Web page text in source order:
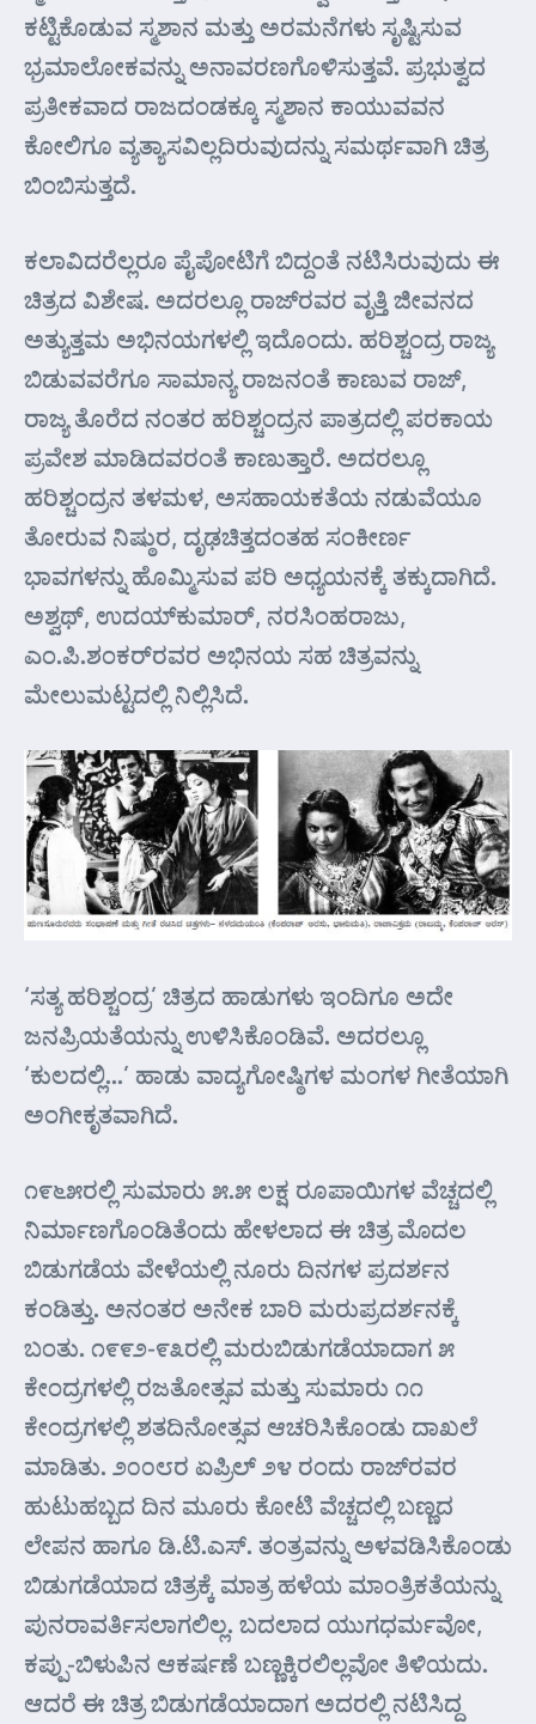
ಕಟ್ಟಿಕೊಡುವ ಸ್ಮಶಾನ ಮತ್ತು ಅರಮನೆಗಳು ಸೃಷ್ಟಿಸುವ
ಭ್ರಮಾಲೋಕವನ್ನು ಅನಾವರಣಗೊಳಿಸುತ್ತವೆ. ಪ್ರಭುತ್ವದ
ಪ್ರತೀಕವಾದ ರಾಜದಂಡಕ್ಕೂ ಸ್ಮಶಾನ ಕಾಯುವವನ
ಕೋಲಿಗೂ ವ್ಯತ್ಯಾಸವಿಲ್ಲದಿರುವುದನ್ನು ಸಮರ್ಥವಾಗಿ ಚಿತ್ರ
ಬಿಂಬಿಸುತ್ತದೆ.
ಕಲಾವಿದರೆಲ್ಲರೂ ಪೈಪೋಟಿಗೆ ಬಿದ್ದಂತೆ ನಟಿಸಿರುವುದು ಈ
ಚಿತ್ರದ ವಿಶೇಷ. ಅದರಲ್ಲೂ ರಾಜ್‌ರವರ ವೃತ್ತಿ ಜೀವನದ
ಅತ್ಯುತ್ತಮ ಅಭಿನಯಗಳಲ್ಲಿ ಇದೊಂದು. ಹರಿಶ್ಚಂದ್ರ ರಾಜ್ಯ
ಬಿಡುವವರೆಗೂ ಸಾಮಾನ್ಯ ರಾಜನಂತೆ ಕಾಣುವ ರಾಜ್,
ರಾಜ್ಯ ತೊರೆದ ನಂತರ ಹರಿಶ್ಚಂದ್ರನ ಪಾತ್ರದಲ್ಲಿ ಪರಕಾಯ
ಪ್ರವೇಶ ಮಾಡಿದವರಂತೆ ಕಾಣುತ್ತಾರೆ. ಅದರಲ್ಲೂ
ಹರಿಶ್ಚಂದ್ರನ ತಳಮಳ, ಅಸಹಾಯಕತೆಯ ನಡುವೆಯೂ
ತೋರುವ ನಿಷ್ಠುರ, ದೃಢಚಿತ್ತದಂತಹ ಸಂಕೀರ್ಣ
ಭಾವಗಳನ್ನು ಹೊಮ್ಮಿಸುವ ಪರಿ ಅಧ್ಯಯನಕ್ಕೆ ತಕ್ಕುದಾಗಿದೆ.
ಅಶ್ವಥ್, ಉದಯ್‌ಕುಮಾರ್, ನರಸಿಂಹರಾಜು,
ಎಂ.ಪಿ.ಶಂಕರ್‌ರವರ ಅಭಿನಯ ಸಹ ಚಿತ್ರವನ್ನು
ಮೇಲುಮಟ್ಟದಲ್ಲಿ ನಿಲ್ಲಿಸಿದೆ.
‘ಸತ್ಯ ಹರಿಶ್ಚಂದ್ರ’ ಚಿತ್ರದ ಹಾಡುಗಳು ಇಂದಿಗೂ ಅದೇ
ಜನಪ್ರಿಯತೆಯನ್ನು ಉಳಿಸಿಕೊಂಡಿವೆ. ಅದರಲ್ಲೂ
‘ಕುಲದಲ್ಲಿ…’ ಹಾಡು ವಾದ್ಯಗೋಷ್ಠಿಗಳ ಮಂಗಳ ಗೀತೆಯಾಗಿ
ಅಂಗೀಕೃತವಾಗಿದೆ.
೧೯೬೫ರಲ್ಲಿ ಸುಮಾರು ೫.೫ ಲಕ್ಷ ರೂಪಾಯಿಗಳ ವೆಚ್ಚದಲ್ಲಿ
ನಿರ್ಮಾಣಗೊಂಡಿತೆಂದು ಹೇಳಲಾದ ಈ ಚಿತ್ರ ಮೊದಲ
ಬಿಡುಗಡೆಯ ವೇಳೆಯಲ್ಲಿ ನೂರು ದಿನಗಳ ಪ್ರದರ್ಶನ
ಕಂಡಿತ್ತು. ಅನಂತರ ಅನೇಕ ಬಾರಿ ಮರುಪ್ರದರ್ಶನಕ್ಕೆ
ಬಂತು. ೧೯೯೨-೯೩ರಲ್ಲಿ ಮರುಬಿಡುಗಡೆಯಾದಾಗ ೫
ಕೇಂದ್ರಗಳಲ್ಲಿ ರಜತೋತ್ಸವ ಮತ್ತು ಸುಮಾರು ೧೧
ಕೇಂದ್ರಗಳಲ್ಲಿ ಶತದಿನೋತ್ಸವ ಆಚರಿಸಿಕೊಂಡು ದಾಖಲೆ
ಮಾಡಿತು. ೨೦೦೮ರ ಏಪ್ರಿಲ್ ೨೪ ರಂದು ರಾಜ್‌ರವರ
ಹುಟುಹಬ್ಬದ ದಿನ ಮೂರು ಕೋಟಿ ವೆಚ್ಚದಲ್ಲಿ ಬಣ್ಣದ
ಲೇಪನ ಹಾಗೂ ಡಿ.ಟಿ.ಎಸ್. ತಂತ್ರವನ್ನು ಅಳವಡಿಸಿಕೊಂಡು
ಬಿಡುಗಡೆಯಾದ ಚಿತ್ರಕ್ಕೆ ಮಾತ್ರ ಹಳೆಯ ಮಾಂತ್ರಿಕತೆಯನ್ನು
ಪುನರಾವರ್ತಿಸಲಾಗಲಿಲ್ಲ. ಬದಲಾದ ಯುಗಧರ್ಮವೋ,
ಕಪ್ಪು-ಬಿಳುಪಿನ ಆಕರ್ಷಣೆ ಬಣ್ಣಕ್ಕಿರಲಿಲ್ಲವೋ ತಿಳಿಯದು.
ಆದರೆ ಈ ಚಿತ್ರ ಬಿಡುಗಡೆಯಾದಾಗ ಅದರಲ್ಲಿ ನಟಿಸಿದ್ದ